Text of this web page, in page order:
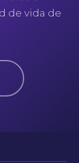
de vida de